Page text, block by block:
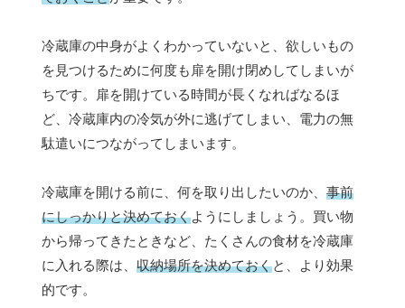
冷蔵庫の中身がよくわかっていないと、欲しいもの
を見つけるために何度も扉を開け閉めしてしまいが
ちです。扉を開けている時間が長くなればなるほ
ど、冷蔵庫内の冷気が外に逃げてしまい、電力の無
駄遣いにつながってしまいます。
冷蔵庫を開ける前に、何を取り出したいのか、 事前
にしっかりと決めておくようにしましょう。買い物
から帰ってきたときなど、たくさんの食材を冷蔵庫
に入れる際は、 収納場所を決めておくと、より効果
的です。